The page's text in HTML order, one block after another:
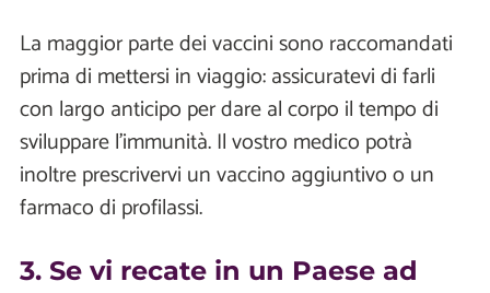
La maggior parte dei vaccini sono raccomandati
prima di mettersi in viaggio: assicuratevi di farli
con largo anticipo per dare al corpo il tempo di
sviluppare l'immunità. Il vostro medico potrà
inoltre prescrivervi un vaccino aggiuntivo o un
farmaco di profilassi.
3. Se vi recate in un Paese ad